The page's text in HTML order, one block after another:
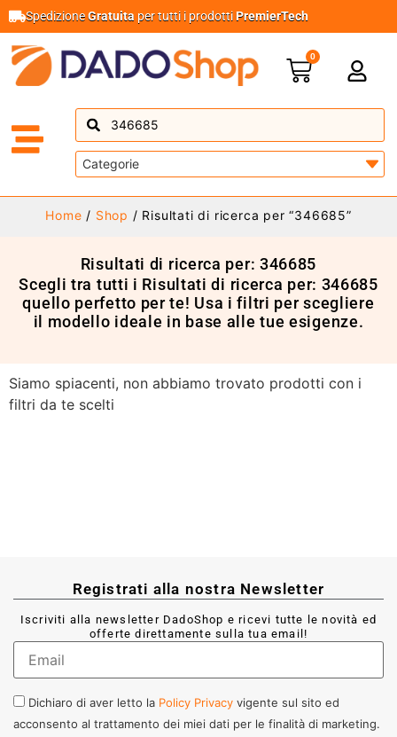
SpedizioneGratuita per tutti i prodottiPremierTech
0
Home / Shop / Risultati di ricerca per “346685”
Risultati di ricerca per: 346685
Scegli tra tutti i Risultati di ricerca per: 346685
quello perfetto per te! Usa i filtri per scegliere
il modello ideale in base alle tue esigenze.
Siamo spiacenti, non abbiamo trovato prodotti con i
filtri da te scelti
Registrati alla nostra Newsletter
Iscriviti alla newsletter DadoShop e ricevi tutte le novità ed
offerte direttamente sulla tua email!
Dichiaro di aver letto la Policy Privacy vigente sul sito ed
acconsento al trattamento dei miei dati per le finalità di marketing.